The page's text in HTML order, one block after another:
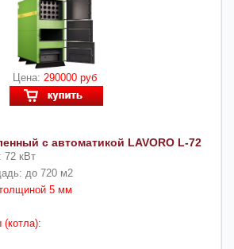
Цена: 290000 руб
с автоматикой LAVORO L-72
72 кВт
до 720 м2
5 мм
(котла):